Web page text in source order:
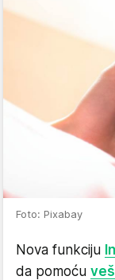
Foto: Pixabay
Nova funkciju
da pomoću